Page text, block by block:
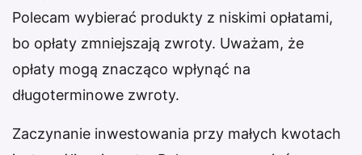
Polecam wybierać produkty z niskimi opłatami,
bo opłaty zmniejszają zwroty. Uważam, że
opłaty mogą znacząco wpłynąć na
długoterminowe zwroty.
Zaczynanie inwestowania przy małych kwotach